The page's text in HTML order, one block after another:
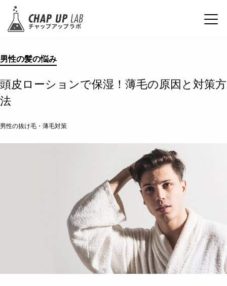
男性の髪の悩み
頭皮ローションで保湿！薄毛の原因と対策方
法
男性の抜け毛・薄毛対策